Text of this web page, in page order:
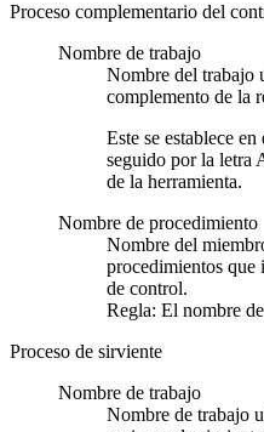
Proceso complementario del
Nombre de trabajo
Nombre del trabajo
complemento de la
Este se establece
seguido por la letra
de la herramienta.
Nombre de procedimiento
Nombre del
procedimientos que
de control.
Regla: El nombre
Proceso de sirviente
Nombre de trabajo
Nombre de trabajo